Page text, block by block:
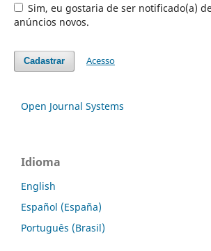
Sim, eu gostaria de ser notificado(a)
anúncios novos.
Cadastrar Acesso
Open Journal Systems
Idioma
English
Español (España)
Português (Brasil)